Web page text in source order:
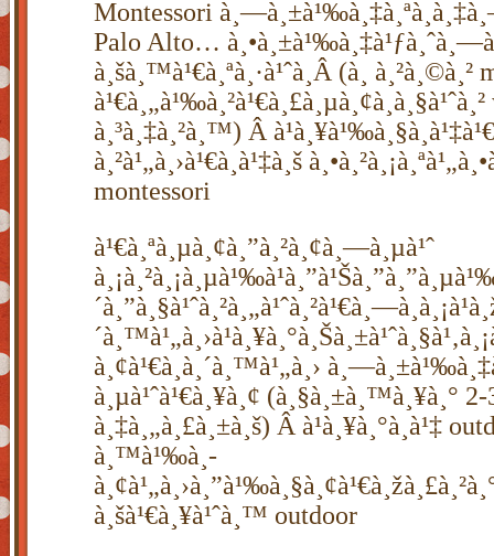
Montessori
Palo Alto…
à¸šà¸™à¹€à¸ªà¸·à¹ˆà¸­Â (à¸
à¸³à¸‡à¸²à¸™) Â
à¸²à¹„à¸›à¹€à¸à¹‡à¸š
montessori
à¹€à¸ªà¸µà¸¢à¸”à¸²à¸¢à¸—à¸µà¹ˆ
à¸¢à¹€à¸à¸´à¸™à¹„à¸›
à¸µà¹ˆà¹€à¸¥à¸¢ (à¸§à¸±à¸™à¸¥à¸°
à¸‡à¸„à¸£à¸±à¸š) Â à¹à¸¥à¸°à¸à¹‡
à¸™à¹‰à¸­
à¸šà¹€à¸¥à¹ˆà¸™ outdoor